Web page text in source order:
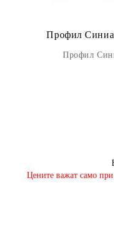
Профил
Профил
​Цените важат само